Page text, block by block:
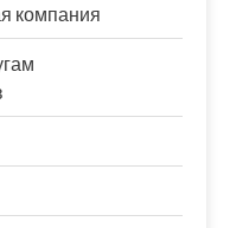
компания